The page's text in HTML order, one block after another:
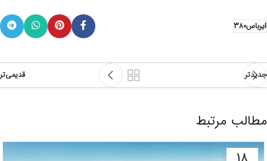
ایرباس380
جدیدتر قدیمی‌تر
مطالب مرتبط